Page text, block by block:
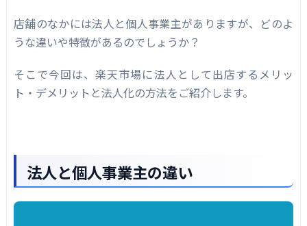
EC運営のノウハウを学べる
ほかのモールよりも出店料が高い
法人化の手続き
1. 出店お申込み
店舗のなかには法人と個人事業主がありますが、どのよ
うな違いや特徴があるのでしょうか？
そこで今回は、楽天市場に法人として出店するメリッ
ト・デメリットと法人化の方法をご紹介します。
法人と個人事業主の違い